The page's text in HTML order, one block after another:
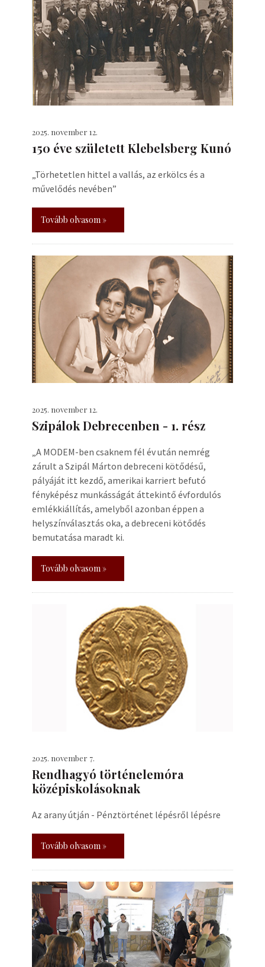
2025. november 12.
150 éve született Klebelsberg Kunó
„Törhetetlen hittel a vallás, az erkölcs és a
művelődés nevében”
Tovább olvasom »
2025. november 12.
Szipálok Debrecenben - 1. rész
„A MODEM-ben csaknem fél év után nemrég
zárult a Szipál Márton debreceni kötődésű,
pályáját itt kezdő, amerikai karriert befutó
fényképész munkásságát áttekintő évfordulós
emlékkiállítás, amelyből azonban éppen a
helyszínválasztás oka, a debreceni kötődés
bemutatása maradt ki.
Tovább olvasom »
2025. november 7.
Rendhagyó történelemóra
középiskolásoknak
Az arany útján - Pénztörténet lépésről lépésre
Tovább olvasom »